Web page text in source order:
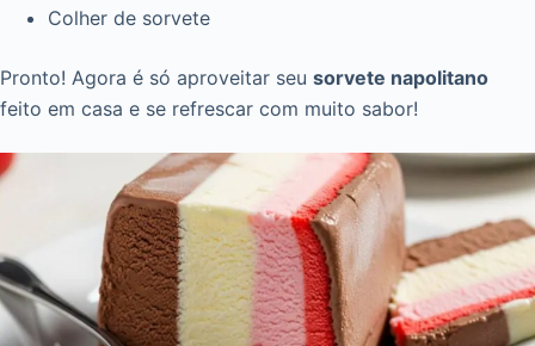
Colher de sorvete
Pronto! Agora é só aproveitar seu sorvete napolitano
feito em casa e se refrescar com muito sabor!